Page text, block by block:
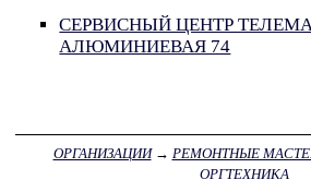
СЕРВИСНЫЙ ЦЕНТР
АЛЮМИНИЕВАЯ 74
ОРГАНИЗАЦИИ→ РЕМОНТНЫЕ
ОРГТЕХНИКА